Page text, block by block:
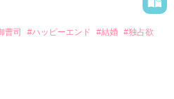
係を命じられた美桜は、猫の世
の関係となってしまい――？
曹司 #ハッピーエンド #結婚 #独占欲